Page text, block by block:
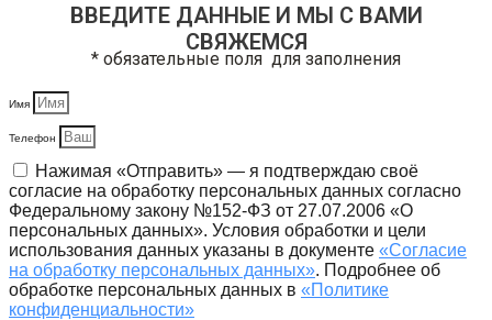
ВВЕДИТЕ ДАННЫЕ И МЫ С ВАМИ
СВЯЖЕМСЯ
* обязательные поля для заполнения
Имя
Телефон
Нажимая «Отправить» — я подтверждаю своё
согласие на обработку персональных данных согласно
Федеральному закону №152-ФЗ от 27.07.2006 «О
персональных данных». Условия обработки и цели
использования данных указаны в документе «Согласие
на обработку персональных данных». Подробнее об
обработке персональных данных в «Политике
конфиденциальности»